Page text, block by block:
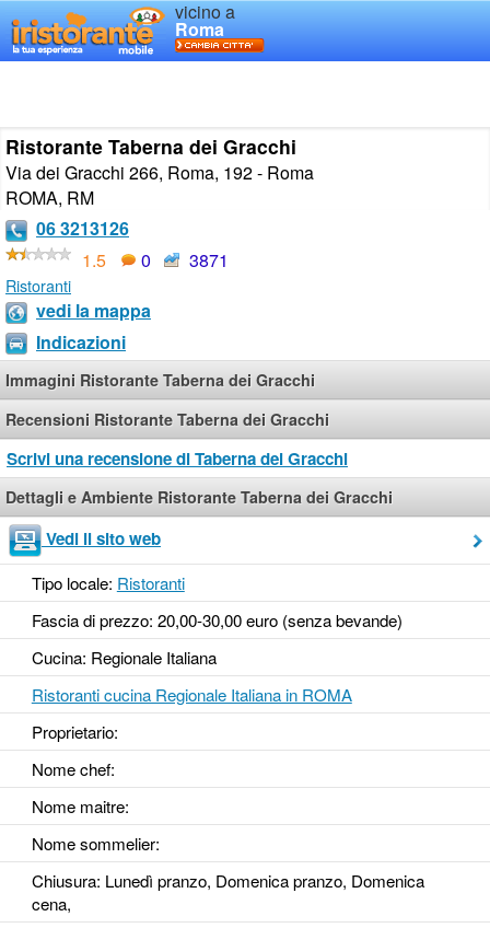
vicino a
Roma
Ristorante Taberna dei Gracchi
Via dei Gracchi 266, Roma, 192 - Roma
ROMA, RM
06 3213126
1.5
0 3871
Ristoranti
vedi la mappa
Indicazioni
Immagini Ristorante Taberna dei Gracchi
Recensioni Ristorante Taberna dei Gracchi
Scrivi una recensione di Taberna dei Gracchi
Dettagli e Ambiente Ristorante Taberna dei Gracchi
Vedi il sito web
Tipo locale: Ristoranti
Fascia di prezzo: 20,00-30,00 euro (senza bevande)
Cucina: Regionale Italiana
Ristoranti cucina Regionale Italiana in ROMA
Proprietario:
Nome chef:
Nome maitre:
Nome sommelier:
Chiusura: Lunedì pranzo, Domenica pranzo, Domenica
cena,